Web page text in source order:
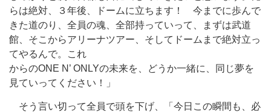
らは絶対、３年後、ドームに立ちます！ 今までに歩んで
きた道のり、全員の魂、全部持っていって、まずは武道
館、そこからアリーナツアー、そしてドームまで絶対立っ
てやるんで。これ
からのONE N’ ONLYの未来を、どうか一緒に、同じ夢を
見ていってください！」
そう言い切って全員で頭を下げ、「今日この瞬間も、必